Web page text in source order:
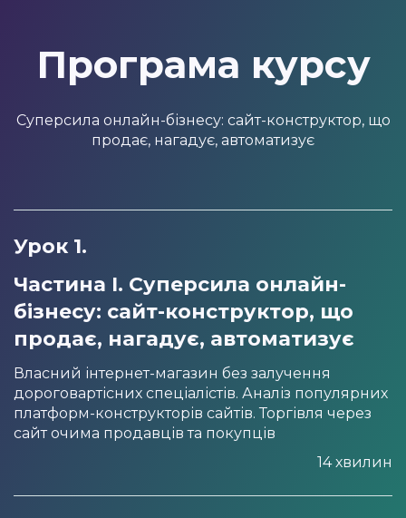
Програма курсу
Суперсила онлайн-бізнесу: сайт-конструктор, що
продає, нагадує, автоматизує
Урок 1.
Частина І. Суперсила онлайн-
бізнесу: сайт-конструктор, що
продає, нагадує, автоматизує
Власний інтернет-магазин без залучення
дороговартісних спеціалістів. Аналіз популярних
платформ-конструкторів сайтів. Торгівля через
сайт очима продавців та покупців
14 хвилин